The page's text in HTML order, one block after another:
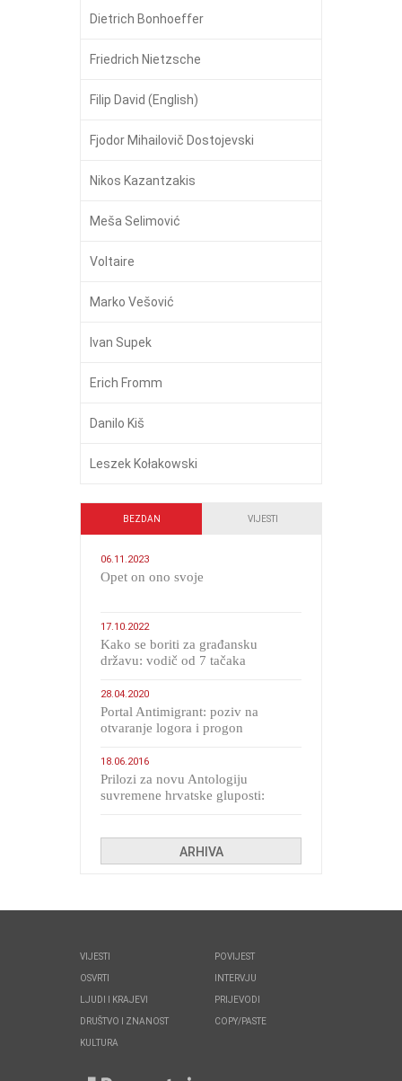
Dietrich Bonhoeffer
Friedrich Nietzsche
Filip David (English)
Fjodor Mihailovič Dostojevski
Nikos Kazantzakis
Meša Selimović
Voltaire
Marko Vešović
Ivan Supek
Erich Fromm
Danilo Kiš
Leszek Kołakowski
BEZDAN VIJESTI
06.11.2023
​Opet on ono svoje
17.10.2022
Kako se boriti za građansku
državu: vodič od 7 tačaka
28.04.2020
Portal Antimigrant: poziv na
otvaranje logora i progon
18.06.2016
Prilozi za novu Antologiju
suvremene hrvatske gluposti:
ARHIVA
VIJESTI
OSVRTI
LJUDI I KRAJEVI
DRUŠTVO I ZNANOST
KULTURA
POVIJEST
INTERVJU
PRIJEVODI
COPY/PASTE